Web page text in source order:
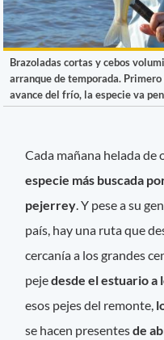
Brazoladas cortas y cebos
arranque de temporada.
avance del frío, la especie va
Cada mañana helada de
especie más buscada
pejerrey . Y pese a su
país, hay una ruta que
cercanía a los grandes
pejedesde el estuario a
esos pejes del remonte,
se hacen presentesde